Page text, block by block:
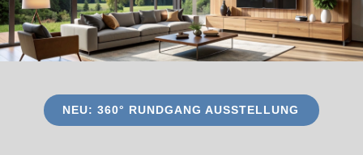
NEU: 360° RUNDGANG AUSSTELLUNG